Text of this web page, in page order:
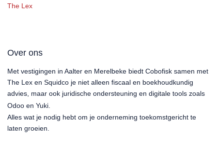
The Lex
Over ons
Met vestigingen in Aalter en Merelbeke biedt Cobofisk samen met
The Lex en Squidco je niet alleen fiscaal en boekhoudkundig
advies, maar ook juridische ondersteuning en digitale tools zoals
Odoo en Yuki.
Alles wat je nodig hebt om je onderneming toekomstgericht te
laten groeien.